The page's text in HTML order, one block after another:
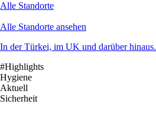
Alle Standorte
Alle Standorte ansehen
In der Türkei, im UK und darüber hinaus.
#Highlights
Hygiene
Aktuell
Sicherheit